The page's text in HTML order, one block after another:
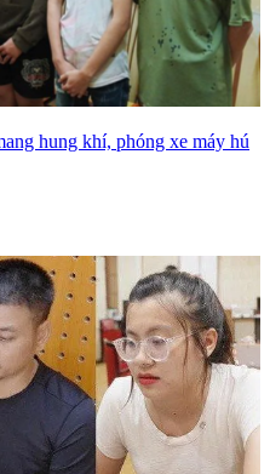
hung khí, phóng xe máy hú